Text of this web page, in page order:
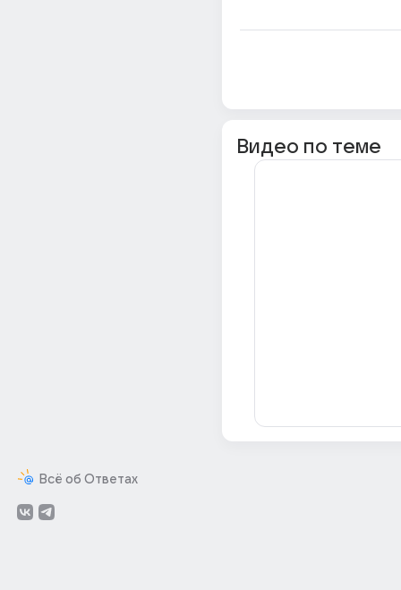
Всё об Ответах
Видео по теме